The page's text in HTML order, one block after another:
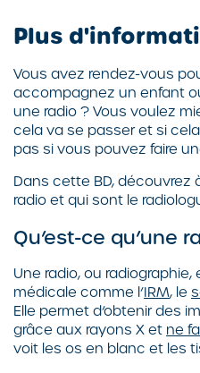
Plus
Vous avez rendez-vous
accompagnez un enfant
une radio ? Vous voulez
cela va se passer et si
pas si vous pouvez faire
Dans cette BD, découvrez
radio et qui sont le
Qu’est-ce qu’une
Une radio, ou
médicale comme l’IRM, le
Elle permet d’obtenir des
grâce aux rayons X et ne
voit les os en blanc et les